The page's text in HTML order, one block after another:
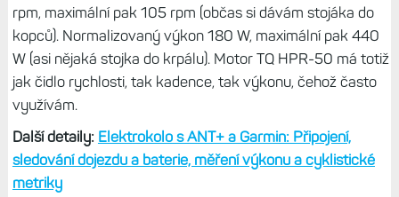
rpm, maximální pak 105 rpm (občas si dávám stojáka do
kopců). Normalizovaný výkon 180 W, maximální pak 440
W (asi nějaká stojka do krpálu). Motor TQ HPR-50 má totiž
jak čidlo rychlosti, tak kadence, tak výkonu, čehož často
využívám.
Další detaily: Elektrokolo s ANT+ a Garmin: Připojení,
sledování dojezdu a baterie, měření výkonu a cyklistické
metriky